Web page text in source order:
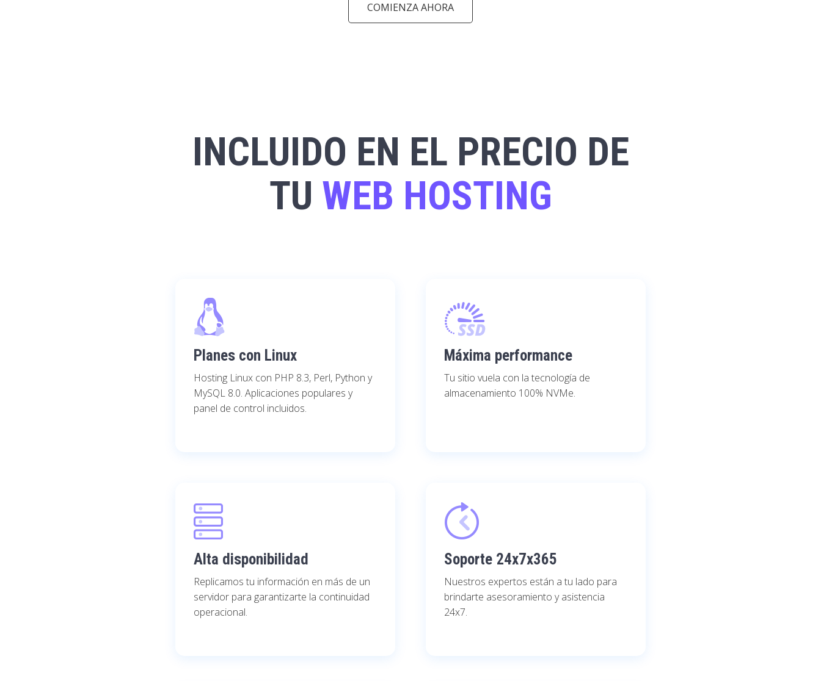
COMIENZA AHORA
INCLUIDO EN EL PRECIO DE
TU WEB HOSTING
Planes con Linux
Hosting Linux con PHP 8.3, Perl, Python y
MySQL 8.0. Aplicaciones populares y
panel de control incluidos.
Máxima performance
Tu sitio vuela con la tecnología de
almacenamiento 100% NVMe.
Alta disponibilidad
Replicamos tu información en más de un
servidor para garantizarte la continuidad
operacional.
Soporte 24x7x365
Nuestros expertos están a tu lado para
brindarte asesoramiento y asistencia
24x7.